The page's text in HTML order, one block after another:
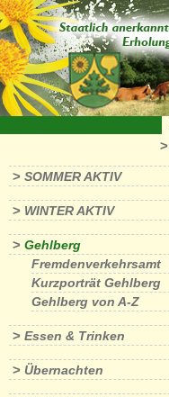
>
> SOMMER AKTIV
> WINTER AKTIV
> Gehlberg
Fremdenverkehrsamt
Kurzporträt Gehlberg
Gehlberg von A-Z
> Essen & Trinken
> Übernachten